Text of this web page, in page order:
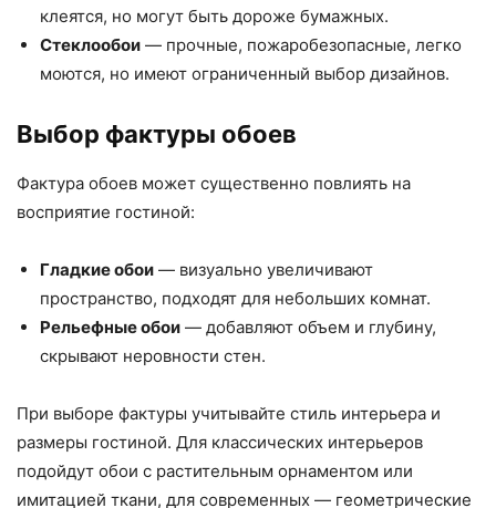
клеятся, но могут быть дороже бумажных.
Стеклообои — прочные, пожаробезопасные, легко
моются, но имеют ограниченный выбор дизайнов.
Выбор фактуры обоев
Фактура обоев может существенно повлиять на
восприятие гостиной:
Гладкие обои — визуально увеличивают
пространство, подходят для небольших комнат.
Рельефные обои — добавляют объем и глубину,
скрывают неровности стен.
При выборе фактуры учитывайте стиль интерьера и
размеры гостиной. Для классических интерьеров
подойдут обои с растительным орнаментом или
имитацией ткани, для современных — геометрические